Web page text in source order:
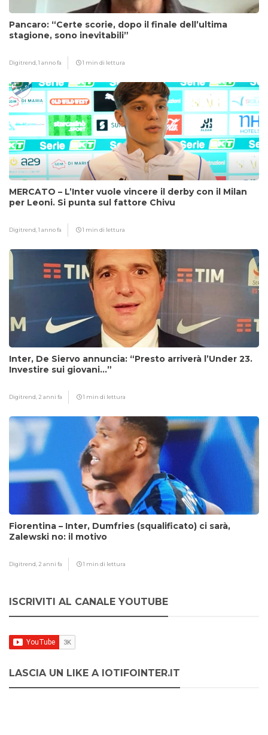
Pancaro: “Certe scorie, dopo il finale dell’ultima
stagione, sono inevitabili”
Digitrend,1 anno fa 1 min di lettura
MERCATO – L’Inter vuole vincere il derby con il Milan
per Leoni. Si punta sul fattore Chivu
Digitrend,1 anno fa 1 min di lettura
Inter, De Siervo annuncia: “Presto arriverà l’Under 23.
Investire sui giovani…”
Digitrend, 2 anni fa 1 min di lettura
Fiorentina – Inter, Dumfries (squalificato) ci sarà,
Zalewski no: il motivo
Digitrend, 2 anni fa 1 min di lettura
ISCRIVITI AL CANALE YOUTUBE
LASCIA UN LIKE A IOTIFOINTER.IT